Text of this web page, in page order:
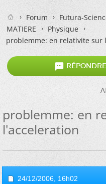
Forum
Futura-
MATIERE
Physique
problemme: en relativite sur

problemme: en
l'acceleration
24/12/2006, 16h02